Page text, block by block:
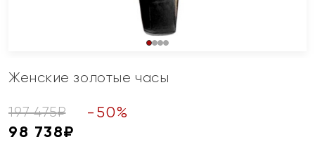
Женские золотые часы
197 475₽ - 50%
98 738₽